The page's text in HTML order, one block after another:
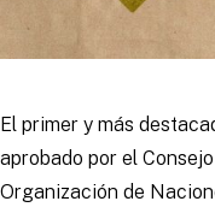
El primer y más
aprobado por el
Organización de